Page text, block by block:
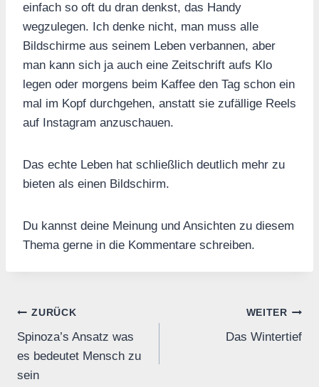
einfach so oft du dran denkst, das Handy
wegzulegen. Ich denke nicht, man muss alle
Bildschirme aus seinem Leben verbannen, aber
man kann sich ja auch eine Zeitschrift aufs Klo
legen oder morgens beim Kaffee den Tag schon ein
mal im Kopf durchgehen, anstatt sie zufällige Reels
auf Instagram anzuschauen.
Das echte Leben hat schließlich deutlich mehr zu
bieten als einen Bildschirm.
Du kannst deine Meinung und Ansichten zu diesem
Thema gerne in die Kommentare schreiben.
Beitrags-
Navigation
ZURÜCK
Spinoza’s Ansatz was
es bedeutet Mensch zu
sein
WEITER
Das Wintertief